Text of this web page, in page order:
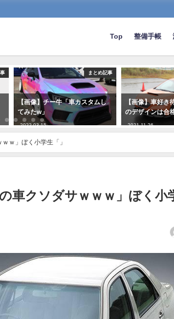
Top 整備手帳
まとめ記事
【画像】チー牛「車カスタムし
てみたw」
2022-03-15
【画像】車好き
のデザインは合
2021-11-26
ｗ」ぼく小学生「」
車クソダサｗｗｗ」ぼく小